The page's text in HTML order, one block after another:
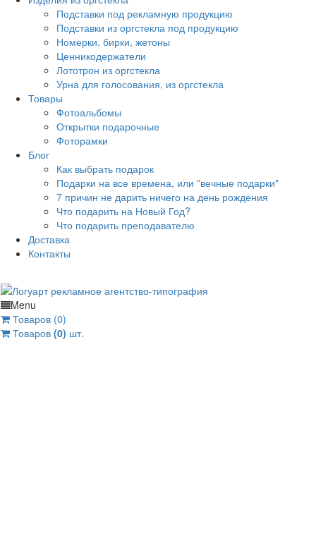
Подставки под рекламную продукцию
Подставки из оргстекла под продукцию
Номерки, бирки, жетоны
Ценникодержатели
Лототрон из оргстекла
Урна для голосования, из оргстекла
Товары
Фотоальбомы
Открытки подарочные
Фоторамки
Блог
Как выбрать подарок
Подарки на все времена, или "вечные подарки"
7 причин не дарить ничего на день рождения
Что подарить на Новый Год?
Что подарить преподавателю
Доставка
Контакты
Menu
Товаров (0)
Товаров (0) шт.